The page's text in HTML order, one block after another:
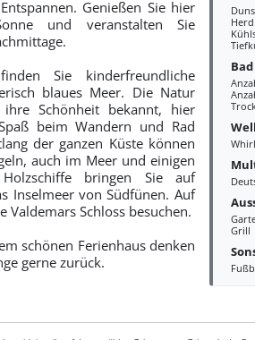
Herd
Bad
Grill
Genießen Sie hier
und veranstalten Sie
Sie kinderfreundliche
blaues Meer. Die Natur
Schönheit bekannt, hier
beim Wandern und Rad
der ganzen Küste können
auch im Meer und einigen
bringen Sie auf
Inselmeer von Südfünen. Auf
Valdemars Schloss besuchen.
schönen Ferienhaus denken
gerne zurück.